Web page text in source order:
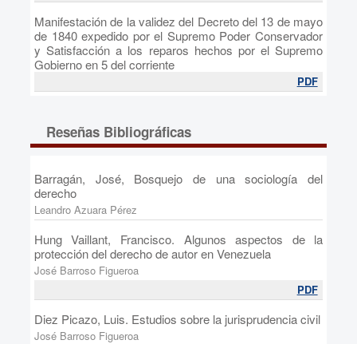
Manifestación de la validez del Decreto del 13 de mayo
de 1840 expedido por el Supremo Poder Conservador
y Satisfacción a los reparos hechos por el Supremo
Gobierno en 5 del corriente
PDF
Reseñas Bibliográficas
Barragán, José, Bosquejo de una sociología del
derecho
Leandro Azuara Pérez
Hung Vaillant, Francisco. Algunos aspectos de la
protección del derecho de autor en Venezuela
José Barroso Figueroa
PDF
Diez Picazo, Luis. Estudios sobre la jurisprudencia civil
José Barroso Figueroa